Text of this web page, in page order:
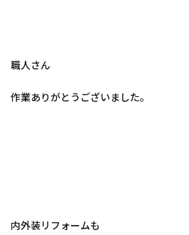
職人さん
作業ありがとうございました。
内外装リフォームも